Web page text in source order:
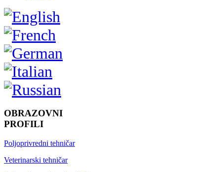
OBRAZOVNI
PROFILI
Poljoprivredni tehničar
Veterinarski tehničar